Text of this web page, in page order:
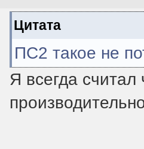
Цитата
ПС2 такое не
Я всегда